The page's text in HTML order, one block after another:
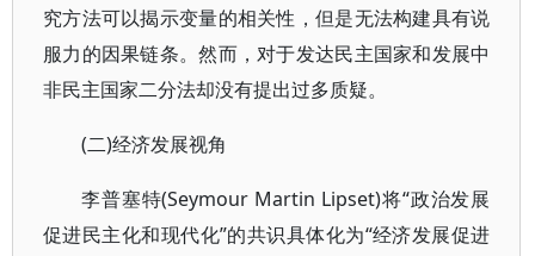
究方法可以揭示变量的相关性，但是无法构建具有说
服力的因果链条。然而，对于发达民主国家和发展中
非民主国家二分法却没有提出过多质疑。
(二)经济发展视角
李普塞特(Seymour Martin Lipset)将“政治发展
促进民主化和现代化”的共识具体化为“经济发展促进